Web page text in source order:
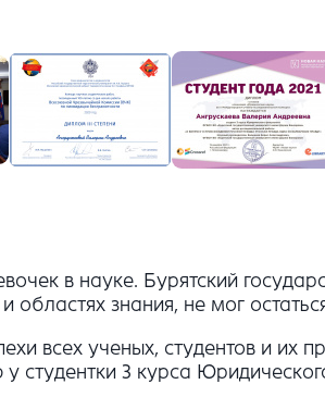
в науке. Бурятский
знания, не мог
всех ученых, студентов и их
3 курса